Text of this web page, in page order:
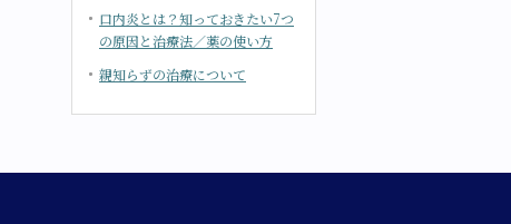
口内炎とは？知っておきたい7つ
の原因と治療法／薬の使い方
親知らずの治療について